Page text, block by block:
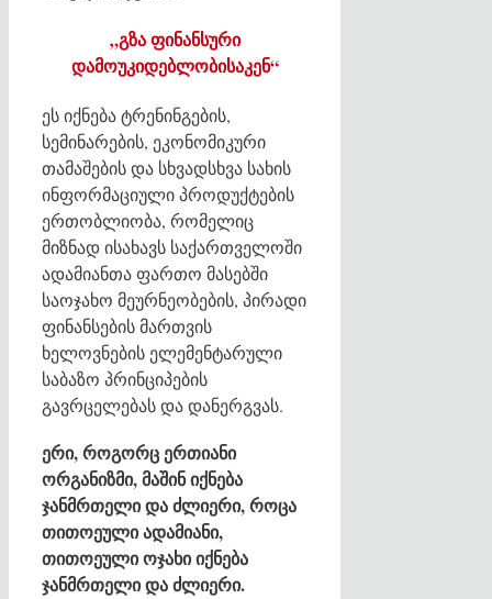
„გზა ფინანსური
დამოუკიდებლობისაკენ“
ეს იქნება ტრენინგების,
სემინარების, ეკონომიკური
თამაშების და სხვადსხვა სახის
ინფორმაციული პროდუქტების
ერთობლიობა, რომელიც
მიზნად ისახავს საქართველოში
ადამიანთა ფართო მასებში
საოჯახო მეურნეობების, პირადი
ფინანსების მართვის
ხელოვნების ელემენტარული
საბაზო პრინციპების
გავრცელებას და დანერგვას.
ერი, როგორც ერთიანი
ორგანიზმი, მაშინ იქნება
ჯანმრთელი და ძლიერი, როცა
თითოეული ადამიანი,
თითოეული ოჯახი იქნება
ჯანმრთელი და ძლიერი.